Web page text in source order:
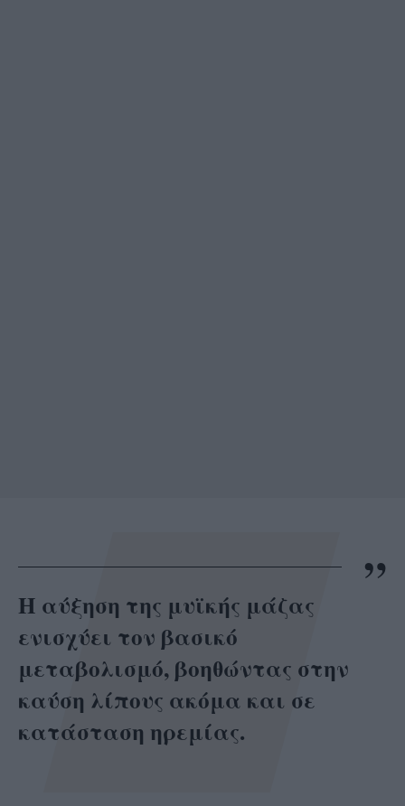
Η αύξηση της μυϊκής μάζας
ενισχύει τον βασικό
μεταβολισμό, βοηθώντας στην
καύση λίπους ακόμα και σε
κατάσταση ηρεμίας.